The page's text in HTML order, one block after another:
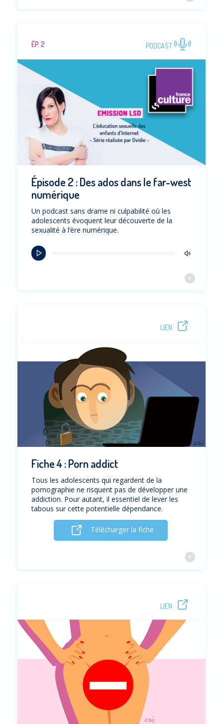
ÉP. 2 PODCAST
Épisode 2 : Des ados dans le far-west
numérique
Un podcast sans drame ni culpabilité où les
adolescents évoquent leur découverte de la
sexualité à l’ère numérique.
LIEN
Fiche 4 : Porn addict
Tous les adolescents qui regardent de la
pornographie ne risquent pas de développer une
addiction. Pour autant, il essentiel de lever les
tabous sur cette potentielle dépendance.
Télécharger la fiche
LIEN